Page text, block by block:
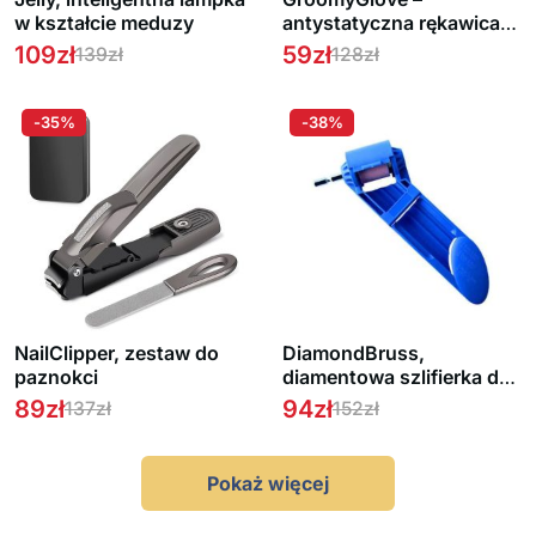
w kształcie meduzy
109zł139zł
antystatyczna rękawica
do usuwania sierści
zwierząt
59zł128zł
NailClipper, zestaw do
paznokci
89zł137zł
-35%
DiamondBruss,
diamentowa szlifierka do
wierteł
94zł152zł
-38%
Pokaż więcej